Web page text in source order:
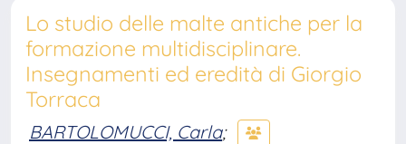
Lo studio delle malte antiche per la
formazione multidisciplinare.
Insegnamenti ed eredità di Giorgio
Torraca
BARTOLOMUCCI, Carla;